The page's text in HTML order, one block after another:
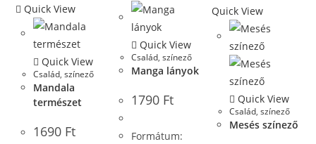
Quick View
Quick View
Család,színező
Mandala
természet
1690 Ft
Quick View
Család, színező
Manga lányok
1790 Ft
Formátum:
Quick View
Quick View
Család, színező
Mesés színező